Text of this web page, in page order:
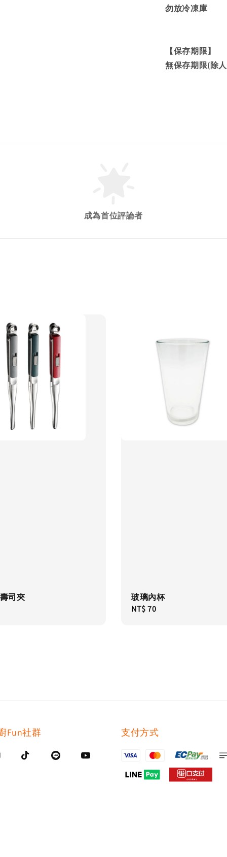
勿放冷凍庫
【保存期限】
無保存期限(除
成為首位評論者
司夾
玻璃內杯
Regular
NT$ 70
Fun社群 支付方式